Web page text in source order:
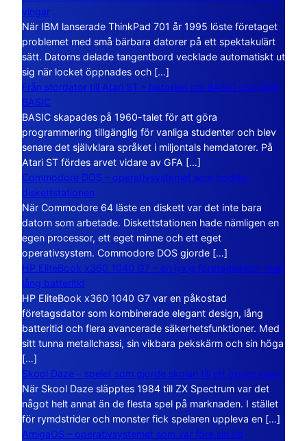
vingar
När IBM lanserade ThinkPad 701 år 1995 löste företaget
problemet med små bärbara datorer på ett spektakulärt
sätt. Datorns delade tangentbord vecklade automatiskt ut
sig när locket öppnades och […]
Från stordator till Atari ST – historien om BASIC och GFA
BASIC
BASIC skapades på 1960-talet för att göra
programmering tillgänglig för vanliga studenter och blev
senare det självklara språket i miljontals hemdatorer. På
Atari ST fördes arvet vidare av GFA […]
Commodore DOS – operativsystemet som bodde i
diskettstationen
När Commodore 64 läste en diskett var det inte bara
datorn som arbetade. Diskettstationen hade nämligen en
egen processor, ett eget minne och ett eget
operativsystem. Commodore DOS gjorde […]
HP EliteBook x360 1040 G7 – en lyxig företagsdator med
lång batteritid
HP EliteBook x360 1040 G7 var en påkostad
företagsdator som kombinerade elegant design, lång
batteritid och flera avancerade säkerhetsfunktioner. Med
sitt tunna metallchassi, sin vikbara pekskärm och sin höga
[…]
Skool Daze – spelet som gjorde skolan till ett öppet kaos
När Skool Daze släpptes 1984 till ZX Spectrum var det
något helt annat än de flesta spel på marknaden. I stället
för rymdstrider och monster fick spelaren uppleva en […]
AmigaOS – operativsystemet som var före sin tid